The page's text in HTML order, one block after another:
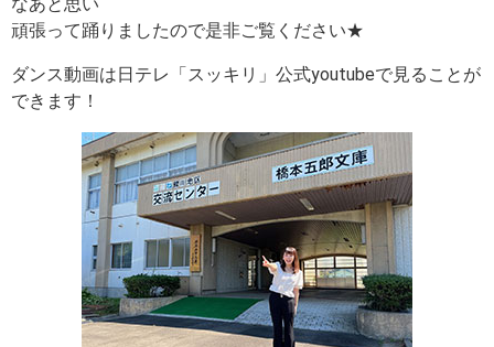
頑張って踊りましたので是非ご覧ください★
ダンス動画は日テレ「スッキリ」公式youtubeで見ることが
できます！